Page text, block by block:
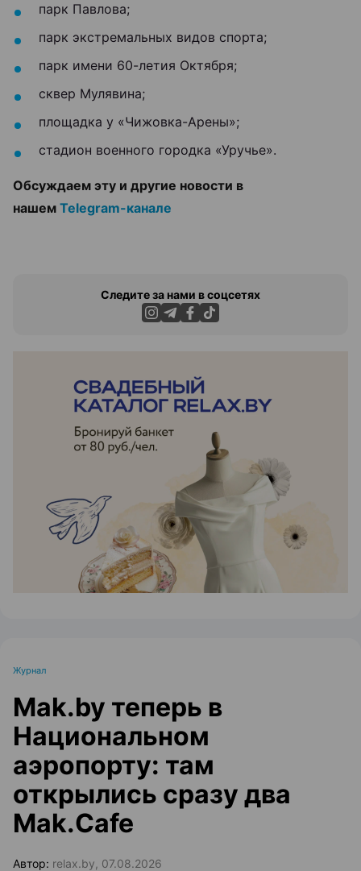
парк Павлова;
парк экстремальных видов спорта;
парк имени 60-летия Октября;
сквер Мулявина;
площадка у «Чижовка-Арены»;
стадион военного городка «Уручье».
Обсуждаем эту и другие новости в
нашем Telegram-канале
Следите за нами в соцсетях
ЭФФЕКТИВНАЯ РЕКЛАМА НА САЙТЕ
Журнал
Mak.by теперь в
Национальном
аэропорту: там
открылись сразу два
Mak.Cafe
Автор: relax.by, 07.08.2026